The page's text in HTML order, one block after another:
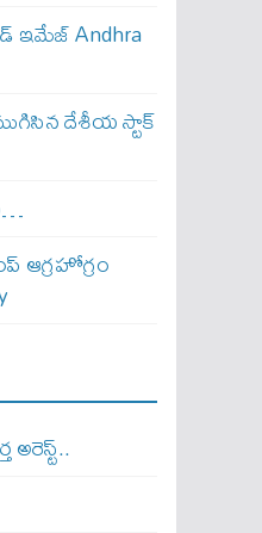
ఇమేజ్ Andhra
దేశీయ స్టాక్
ఆగ్ర‌హోగ్రం
అరెస్ట్..